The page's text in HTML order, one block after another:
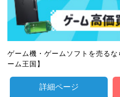
ゲーム機・ゲームソフトを売る
ーム王国】
詳細ページ